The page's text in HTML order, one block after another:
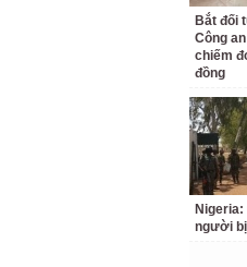
Bắt đối
Công
chiếm
đồng
người